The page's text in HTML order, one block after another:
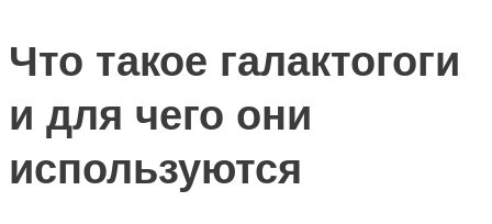
Что такое галактогоги
и для чего они
используются